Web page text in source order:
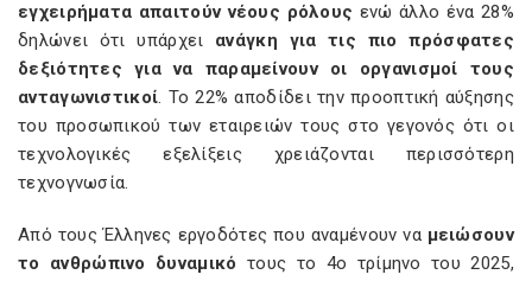
εγχειρήματα απαιτούν νέους ρόλους ενώ άλλο ένα 28%
δηλώνει ότι υπάρχει ανάγκη για τις πιο πρόσφατες
δεξιότητες για να παραμείνουν οι οργανισμοί τους
ανταγωνιστικοί. Το 22% αποδίδει την προοπτική αύξησης
του προσωπικού των εταιρειών τους στο γεγονός ότι οι
τεχνολογικές εξελίξεις χρειάζονται περισσότερη
τεχνογνωσία.
Από τους Έλληνες εργοδότες που αναμένουν να μειώσουν
το ανθρώπινο δυναμικό τους το 4ο τρίμηνο του 2025,